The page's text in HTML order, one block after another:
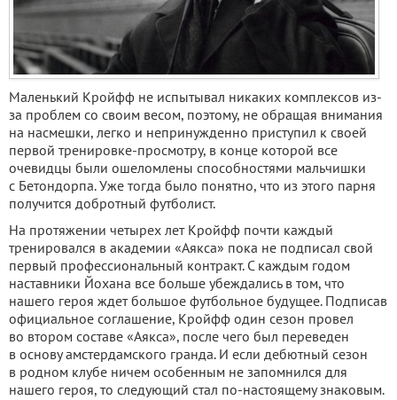
Маленький Кройфф не испытывал никаких комплексов из-
за проблем со своим весом, поэтому, не обращая внимания
на насмешки, легко и непринужденно приступил к своей
первой тренировке-просмотру, в конце которой все
очевидцы были ошеломлены способностями мальчишки
с Бетондорпа. Уже тогда было понятно, что из этого парня
получится добротный футболист.
На протяжении четырех лет Кройфф почти каждый
тренировался в академии «Аякса» пока не подписал свой
первый профессиональный контракт. С каждым годом
наставники Йохана все больше убеждались в том, что
нашего героя ждет большое футбольное будущее. Подписав
официальное соглашение, Кройфф один сезон провел
во втором составе «Аякса», после чего был переведен
в основу амстердамского гранда. И если дебютный сезон
в родном клубе ничем особенным не запомнился для
нашего героя, то следующий стал по-настоящему знаковым.